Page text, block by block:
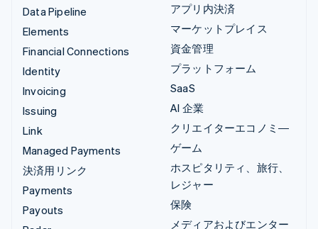
Data Pipeline
Elements
Financial Connections
Identity
Invoicing
Issuing
Link
Managed Payments
決済用リンク
Payments
Payouts
アプリ内決済
マーケットプレイス
資金管理
プラットフォーム
SaaS
AI 企業
クリエイターエコノミ―
ゲーム
ホスピタリティ、旅行、
レジャー
保険
メディアおよびエンター